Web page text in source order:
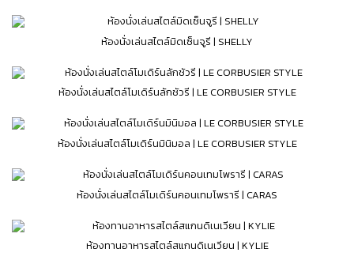
ห้องนั่งเล่นสไตล์มิดเซ็นจูรี | SHELLY
ห้องนั่งเล่นสไตล์โมเดิร์นลักชัวรี | LE CORBUSIER STYLE
ห้องนั่งเล่นสไตล์โมเดิร์นมินิมอล | LE CORBUSIER STYLE
ห้องนั่งเล่นสไตล์โมเดิร์นคอนเทมโพรารี | CARAS
ห้องทานอาหารสไตล์สแกนดิเนเวียน | KYLIE